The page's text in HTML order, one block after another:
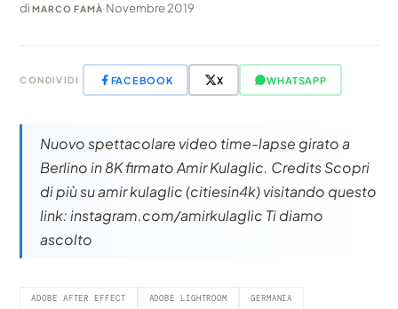
diMARCO FAMÀ·Novembre 2019
CONDIVIDI FACEBOOK X WHATSAPP
Nuovo spettacolare video time-lapse girato a
Berlino in 8K firmato Amir Kulaglic. Credits Scopri
di più su amir kulaglic (citiesin4k) visitando questo
link: instagram.com/amirkulaglic Ti diamo
ascolto
ADOBE AFTER EFFECT ADOBE LIGHTROOM GERMANIA